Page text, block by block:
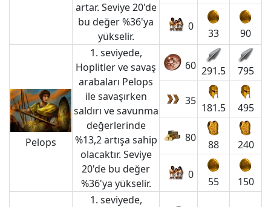
artar. Seviye 20'de
bu değer %36'ya
yükselir.
0
33 90
Pelops
1. seviyede,
Hoplitler ve savaş
arabaları Pelops
ile savaşırken
saldırı ve savunma
değerlerinde
%13,2 artışa sahip
olacaktır. Seviye
20'de bu değer
%36'ya yükselir.
60 291.5 795
35
181.5 495
80
88 240
0
55 150
1. seviyede,